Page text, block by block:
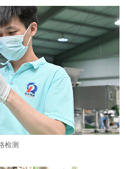
检测